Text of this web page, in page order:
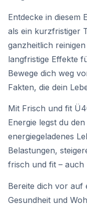
Entdecke in diesem
als ein kurzfristiger
ganzheitlich
langfristige Effekte
Bewege dich weg
Fakten, die dein
Mit Frisch und fit
Energie legst du
energiegeladenes
Belastungen,
frisch und fit – auch
Bereite dich vor auf
Gesundheit und